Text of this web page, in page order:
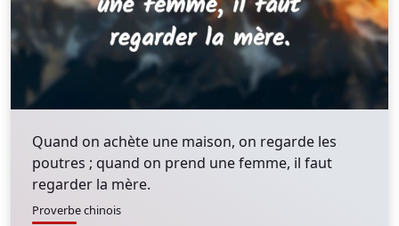
Quand on achète une maison, on regarde les
poutres ; quand on prend une femme, il faut
regarder la mère.
Proverbe chinois